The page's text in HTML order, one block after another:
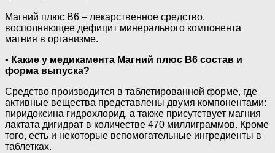
Магний плюс В6 – лекарственное средство,
восполняющее дефицит минерального компонента
магния в организме.
• Какие у медикамента Магний плюс В6 состав и
форма выпуска?
Средство производится в таблетированной форме, где
активные вещества представлены двумя компонентами:
пиридоксина гидрохлорид, а также присутствует магния
лактата дигидрат в количестве 470 миллиграммов. Кроме
того, есть и некоторые вспомогательные ингредиенты в
таблетках.